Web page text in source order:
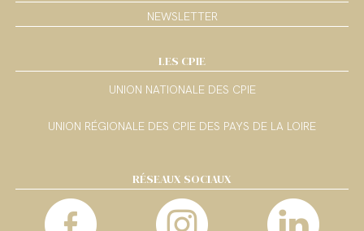
NEWSLETTER
LES CPIE
UNION NATIONALE DES CPIE
UNION RÉGIONALE DES CPIE DES PAYS DE LA LOIRE
RÉSEAUX SOCIAUX